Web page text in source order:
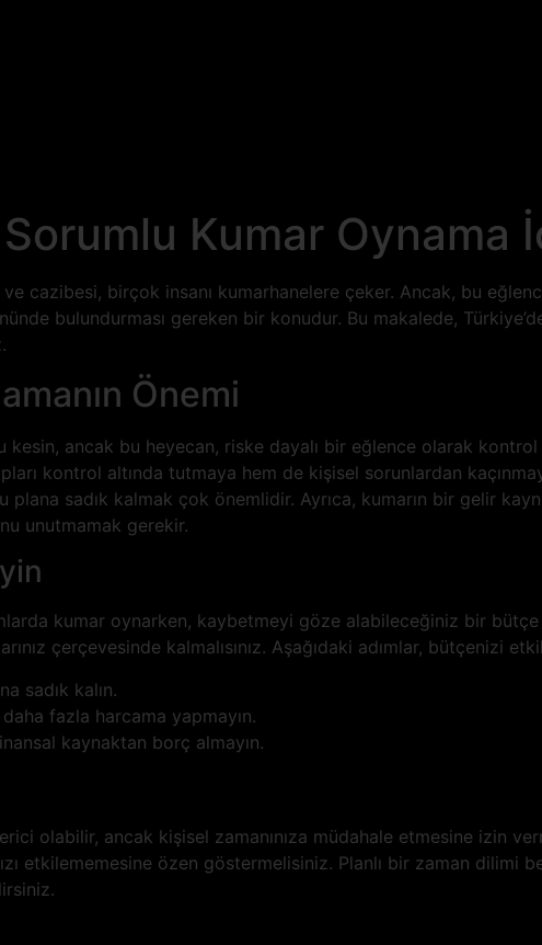
Kumar Oynama
ve cazibesi, birçok insanı kumarhanelere çeker. Ancak, bu
bulundurması gereken bir konudur. Bu makalede,
Önemi
kesin, ancak bu heyecan, riske dayalı bir eğlence olarak kontrol
kontrol altında tutmaya hem de kişisel sorunlardan
sadık kalmak çok önemlidir. Ayrıca, kumarın bir gelir
unutmamak gerekir.
kumar oynarken, kaybetmeyi göze alabileceğiniz bir bütçe
çerçevesinde kalmalısınız. Aşağıdaki adımlar, bütçenizi
sadık kalın.
fazla harcama yapmayın.
kaynaktan borç almayın.
olabilir, ancak kişisel zamanınıza müdahale etmesine izin
etkilememesine özen göstermelisiniz. Planlı bir zaman dilimi